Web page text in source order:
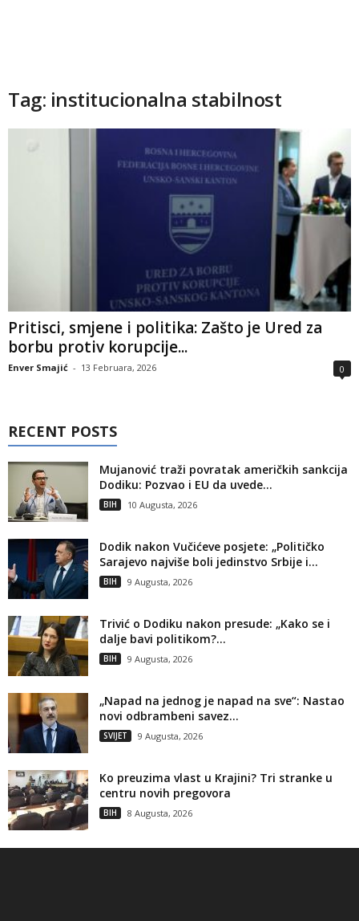
Tag: institucionalna stabilnost
Pritisci, smjene i politika: Zašto je Ured za
borbu protiv korupcije...
Enver Smajić - 13 Februara, 2026 0
RECENT POSTS
Mujanović traži povratak američkih sankcija
Dodiku: Pozvao i EU da uvede...
BIH 10 Augusta, 2026
Dodik nakon Vučićeve posjete: „Političko
Sarajevo najviše boli jedinstvo Srbije i...
BIH 9 Augusta, 2026
Trivić o Dodiku nakon presude: „Kako se i
dalje bavi politikom?...
BIH 9 Augusta, 2026
„Napad na jednog je napad na sve“: Nastao
novi odbrambeni savez...
SVIJET 9 Augusta, 2026
Ko preuzima vlast u Krajini? Tri stranke u
centru novih pregovora
BIH 8 Augusta, 2026